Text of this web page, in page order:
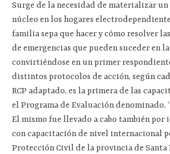
Surge de la necesidad de materializar
núcleo en los hogares
familia sepa que hacer y cómo resolver
de emergencias que pueden suceder en
convirtiéndose en un primer
distintos protocolos de acción, según
RCP adaptado, es la primera de las
el Programa de Evaluación denominado,
El mismo fue llevado a cabo también por
con capacitación de nivel internacional
Protección Civil de la provincia de Santa